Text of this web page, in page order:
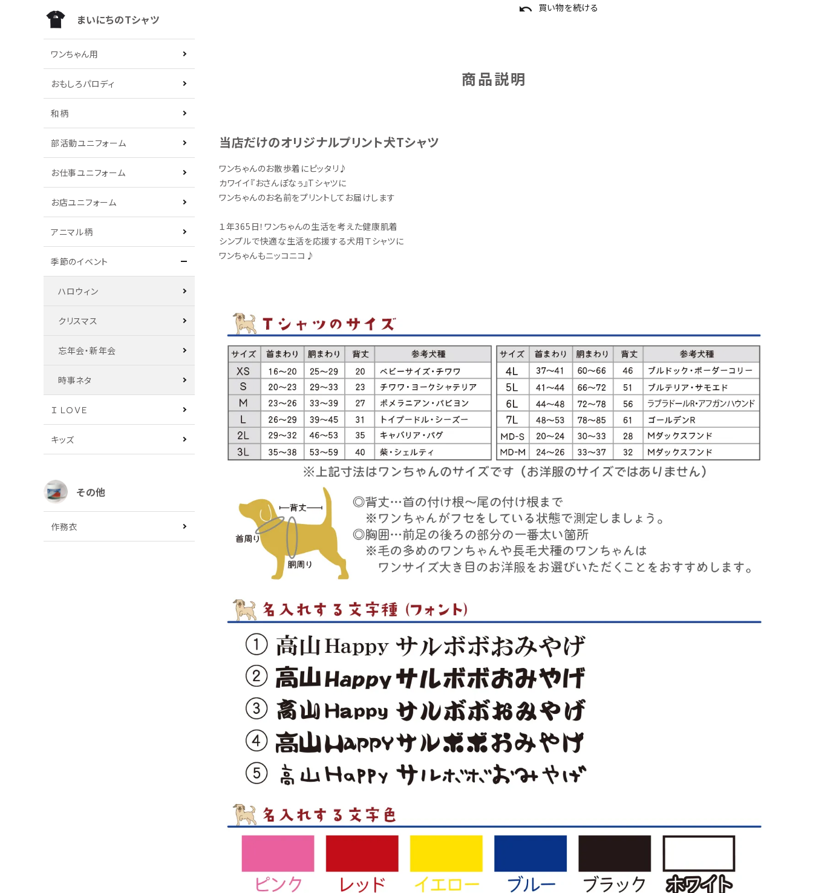
undo 買い物を続ける
商品説明
当店だけのオリジナルプリント犬Tシャツ
ワンちゃんのお散歩着にピッタリ♪
カワイイ『おさんぽなぅ』Tシャツに
ワンちゃんのお名前をプリントしてお届けします
１年365日！ワンちゃんの生活を考えた健康肌着
シンプルで快適な生活を応援する犬用Ｔシャツに
ワンちゃんもニッコニコ♪
まいにちのTシャツ
ワンちゃん用
おもしろパロディ
和柄
部活動ユニフォーム
お仕事ユニフォーム
お店ユニフォーム
アニマル柄
季節のイベント
ハロウィン
クリスマス
忘年会・新年会
時事ネタ
Ｉ ＬＯＶＥ
キッズ
その他
作務衣